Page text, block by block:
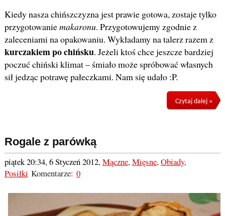
Kiedy nasza chińszczyzna jest prawie gotowa, zostaje tylko
przygotowaniemakaronu. Przygotowujemy zgodnie z
zaleceniami na opakowaniu. Wykładamy na talerz razem z
kurczakiem po chińsku. Jeżeli ktoś chce jeszcze bardziej
poczuć chiński klimat – śmiało może spróbować własnych
sił jedząc potrawę pałeczkami. Nam się udało :P.
Czytaj dalej »
Rogale z parówką
piątek 20:34, 6 Styczeń 2012, Mączne, Mięsne, Obiady,
Posiłki Komentarze: 0